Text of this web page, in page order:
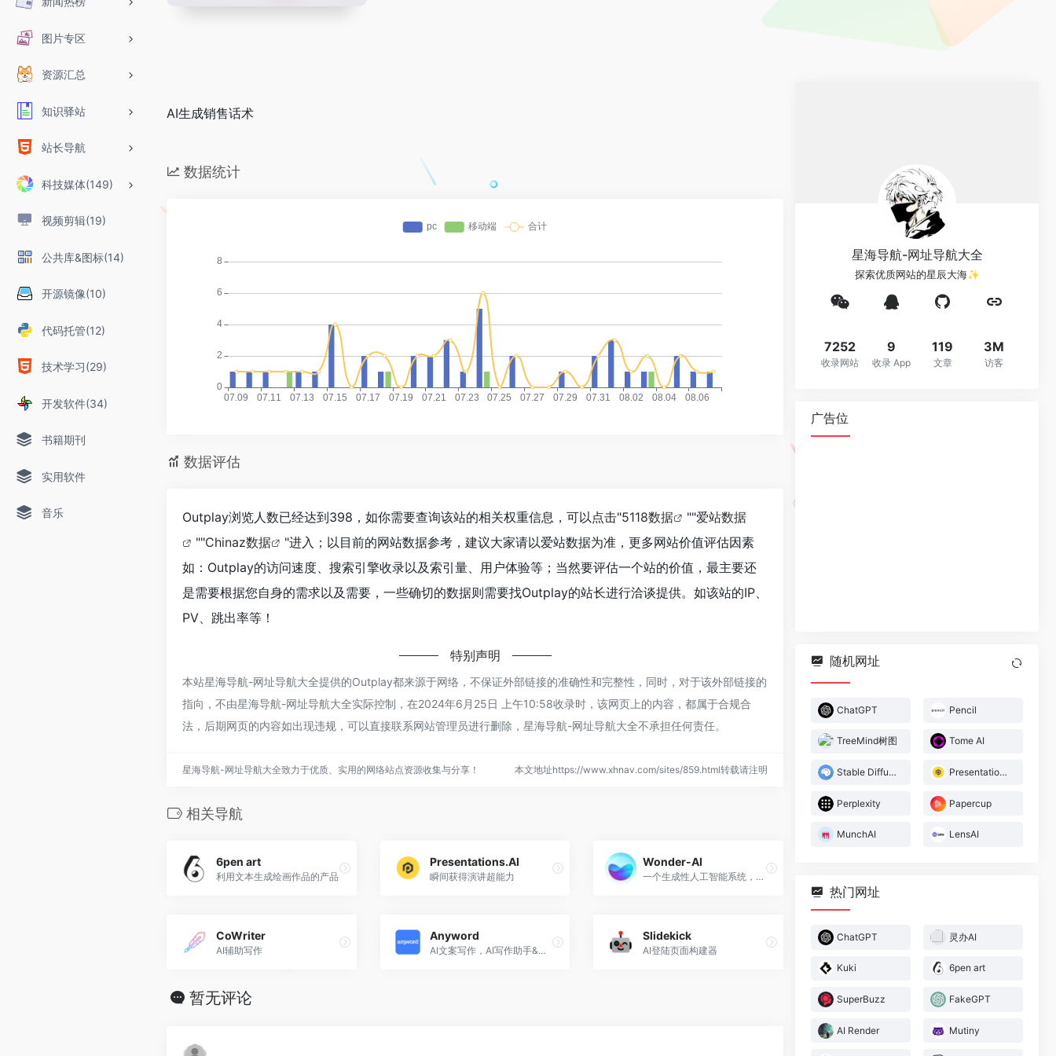
图片专区
资源汇总
知识驿站
站长导航
科技媒体(149)
视频剪辑(19)
公共库&图标(14)
开源镜像(10)
代码托管(12)
技术学习(29)
开发软件(34)
书籍期刊
实用软件
音乐
AI生成销售话术
数据统计
数据评估
Outplay浏览人数已经达到398，如你需要查询该站的相关权重信息，可以点击"5118数据 ""爱站数据
""Chinaz数据
"进入；以目前的网站数据参考，建议大家请以爱站数据为准，更多网站价值评估因素
如：Outplay的访问速度、搜索引擎收录以及索引量、用户体验等；当然要评估一个站的价值，最主要还
是需要根据您自身的需求以及需要，一些确切的数据则需要找Outplay的站长进行洽谈提供。如该站的IP、
PV、跳出率等！
特别声明
本站星海导航-网址导航大全提供的Outplay都来源于网络，不保证外部链接的准确性和完整性，同时，对于该外部链接的
指向，不由星海导航-网址导航大全实际控制，在2024年6月25日 上午10:58收录时，该网页上的内容，都属于合规合
法，后期网页的内容如出现违规，可以直接联系网站管理员进行删除，星海导航-网址导航大全不承担任何责任。
星海导航-网址导航大全致力于优质、实用的网络站点资源收集与分享！ 本文地址https://www.xhnav.com/sites/859.html转载请注明
相关导航
6pen art
利用文本生成绘画作品的产品
Presentations.AI
瞬间获得演讲超能力
Wonder-AI
一个生成性人工智能系统，专门生成奇幻生物和环境的图像
CoWriter
AI辅助写作
Anyword
AI文案写作，AI写作助手&本生成器
Slidekick
AI登陆页面构建器
暂无评论
星海导航-网址导航大全
探索优质网站的星辰大海✨
7252
收录网站
9
收录 App
119
文章
3M
访客
广告位
随机网址
ChatGPT Pencil
TreeMind树图 Tome AI
Stable Diffusion WebUI Presentations.AI
Perplexity Papercup
MunchAI LensAI
热门网址
ChatGPT 灵办AI
Kuki 6pen art
SuperBuzz FakeGPT
AI Render Mutiny